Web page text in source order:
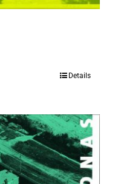
Details